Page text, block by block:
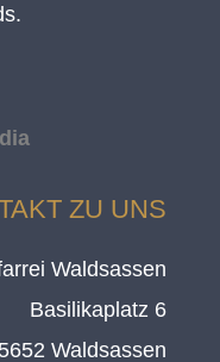
ZU UNS
Waldsassen
Basilikaplatz 6
Waldsassen